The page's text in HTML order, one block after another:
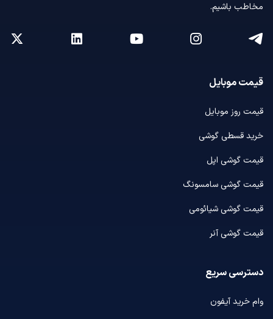
مخاطب باشیم.
قیمت موبایل
قیمت روز موبایل
خرید قسطی گوشی
قیمت گوشی اپل
قیمت گوشی سامسونگ
قیمت گوشی شیائومی
قیمت گوشی آنر
دسترسی سریع
وام خرید آیفون